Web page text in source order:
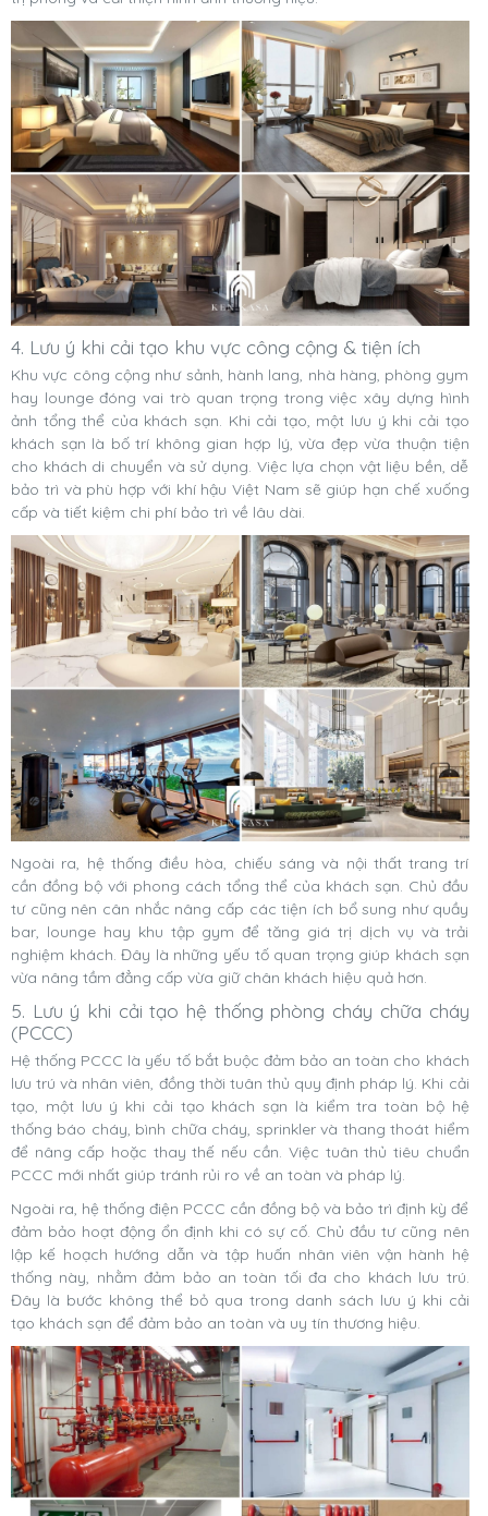
4. Lưu ý khi cải tạo khu vực công cộng & tiện ích
Khu vực công cộng như sảnh, hành lang, nhà hàng, phòng gym
hay lounge đóng vai trò quan trọng trong việc xây dựng hình
ảnh tổng thể của khách sạn. Khi cải tạo, một lưu ý khi cải tạo
khách sạn là bố trí không gian hợp lý, vừa đẹp vừa thuận tiện
cho khách di chuyển và sử dụng. Việc lựa chọn vật liệu bền, dễ
bảo trì và phù hợp với khí hậu Việt Nam sẽ giúp hạn chế xuống
cấp và tiết kiệm chi phí bảo trì về lâu dài.
Ngoài ra, hệ thống điều hòa, chiếu sáng và nội thất trang trí
cần đồng bộ với phong cách tổng thể của khách sạn. Chủ đầu
tư cũng nên cân nhắc nâng cấp các tiện ích bổ sung như quầy
bar, lounge hay khu tập gym để tăng giá trị dịch vụ và trải
nghiệm khách. Đây là những yếu tố quan trọng giúp khách sạn
vừa nâng tầm đẳng cấp vừa giữ chân khách hiệu quả hơn.
5. Lưu ý khi cải tạo hệ thống phòng cháy chữa cháy
(PCCC)
Hệ thống PCCC là yếu tố bắt buộc đảm bảo an toàn cho khách
lưu trú và nhân viên, đồng thời tuân thủ quy định pháp lý. Khi cải
tạo, một lưu ý khi cải tạo khách sạn là kiểm tra toàn bộ hệ
thống báo cháy, bình chữa cháy, sprinkler và thang thoát hiểm
để nâng cấp hoặc thay thế nếu cần. Việc tuân thủ tiêu chuẩn
PCCC mới nhất giúp tránh rủi ro về an toàn và pháp lý.
Ngoài ra, hệ thống điện PCCC cần đồng bộ và bảo trì định kỳ để
đảm bảo hoạt động ổn định khi có sự cố. Chủ đầu tư cũng nên
lập kế hoạch hướng dẫn và tập huấn nhân viên vận hành hệ
thống này, nhằm đảm bảo an toàn tối đa cho khách lưu trú.
Đây là bước không thể bỏ qua trong danh sách lưu ý khi cải
tạo khách sạn để đảm bảo an toàn và uy tín thương hiệu.